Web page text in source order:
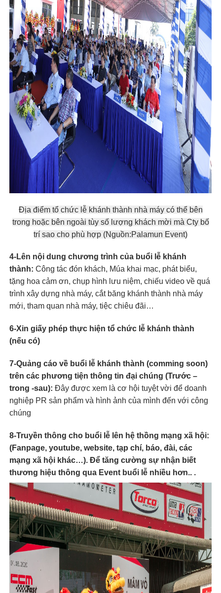
Địa điểm tổ chức lễ khánh thành nhà máy có thể bên
trong hoặc bên ngoài tùy số lượng khách mời mà Cty bố
trí sao cho phù hợp (Nguồn:Palamun Event)
4-Lên nội dung chương trình của buổi lễ khánh
thành: Công tác đón khách, Múa khai mạc, phát biểu,
tặng hoa cảm ơn, chụp hình lưu niệm, chiếu video về quá
trình xây dựng nhà máy, cắt băng khánh thành nhà máy
mới, tham quan nhà máy, tiệc chiêu đãi…
6-Xin giấy phép thực hiện tổ chức lễ khánh thành
(nếu có)
7-Quảng cáo về buổi lễ khánh thành (comming soon)
trên các phương tiện thông tin đại chúng (Trước –
trong -sau):Đây được xem là cơ hội tuyệt vời để doanh
nghiệp PR sản phẩm và hình ảnh của mình đến với công
chúng
8-Truyền thông cho buổi lễ lên hệ thồng mạng xã hội:
(Fanpage, youtube, website, tạp chí, báo, đài, các
mạng xã hội khác…). Để tăng cường sự nhận biết
thương hiệu thông qua Event buổi lễ nhiều hơn.. .